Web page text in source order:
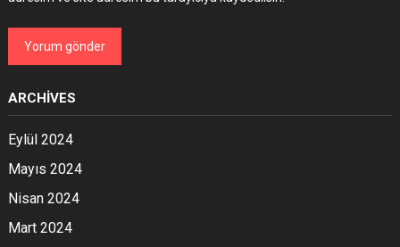
ARCHIVES
Eylül 2024
Mayıs 2024
Nisan 2024
Mart 2024